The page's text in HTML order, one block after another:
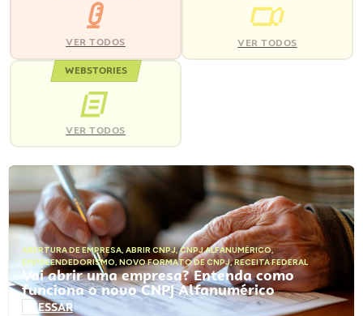
VER TODOS VER TODOS
WEBSTORIES
VER TODOS
ABERTURA DE EMPRESA, ABRIR CNPJ,CNPJ ALFANUMÉRICO,
EMPREENDEDORISMO, NOVO FORMATO DE CNPJ,RECEITA FEDERAL
Vai abrir uma empresa? Entenda como
funciona o novo CNPJ Alfanumérico
ACESSAR